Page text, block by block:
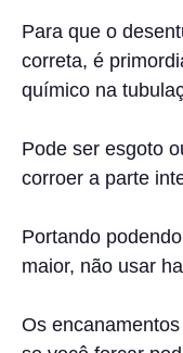
Para que o
correta, é
químico na
Pode ser esgoto
corroer a parte
Portando
maior, não usar
Os